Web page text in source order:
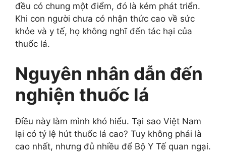
đều có chung một điểm, đó là kém phát triển.
Khi con người chưa có nhận thức cao về sức
khỏe và y tế, họ không nghĩ đến tác hại của
thuốc lá.
Nguyên nhân dẫn đến
nghiện thuốc lá
Điều này làm mình khó hiểu. Tại sao Việt Nam
lại có tỷ lệ hút thuốc lá cao? Tuy không phải là
cao nhất, nhưng đủ nhiều để Bộ Y Tế quan ngại.